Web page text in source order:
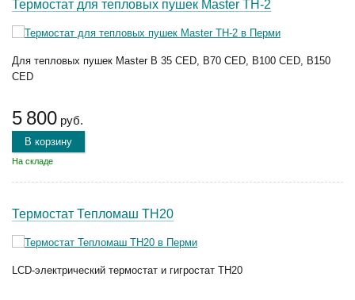
Термостат для тепловых пушек Master TH-2
Для тепловых пушек Master B 35 CED, B70 CED, B100 CED, B150
CED
5 800 руб.
В корзину
На складе
Термостат Тепломаш ТН20
LCD-электрический термостат и гигростат ТН20